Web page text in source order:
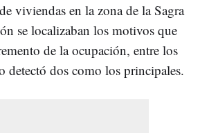
viviendas en la zona de la Sagra
se localizaban los motivos que
de la ocupación, entre los
detectó dos como los principales.